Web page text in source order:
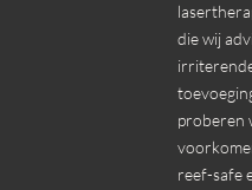
die wij
proberen
reef-safe